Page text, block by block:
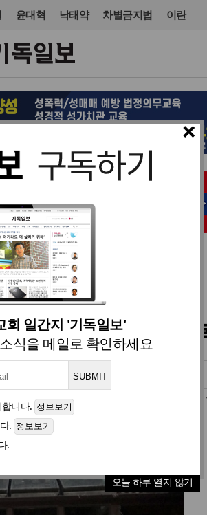
윤대혁 낙태약 차별금지법 이란
×
회 일간지 '기독일보'
식을 메일로 확인하세요
니다.
.
.
오늘 하루 열지 않기
기관 입력 2021. 08. 02 14:41
선교로 땅끝까지